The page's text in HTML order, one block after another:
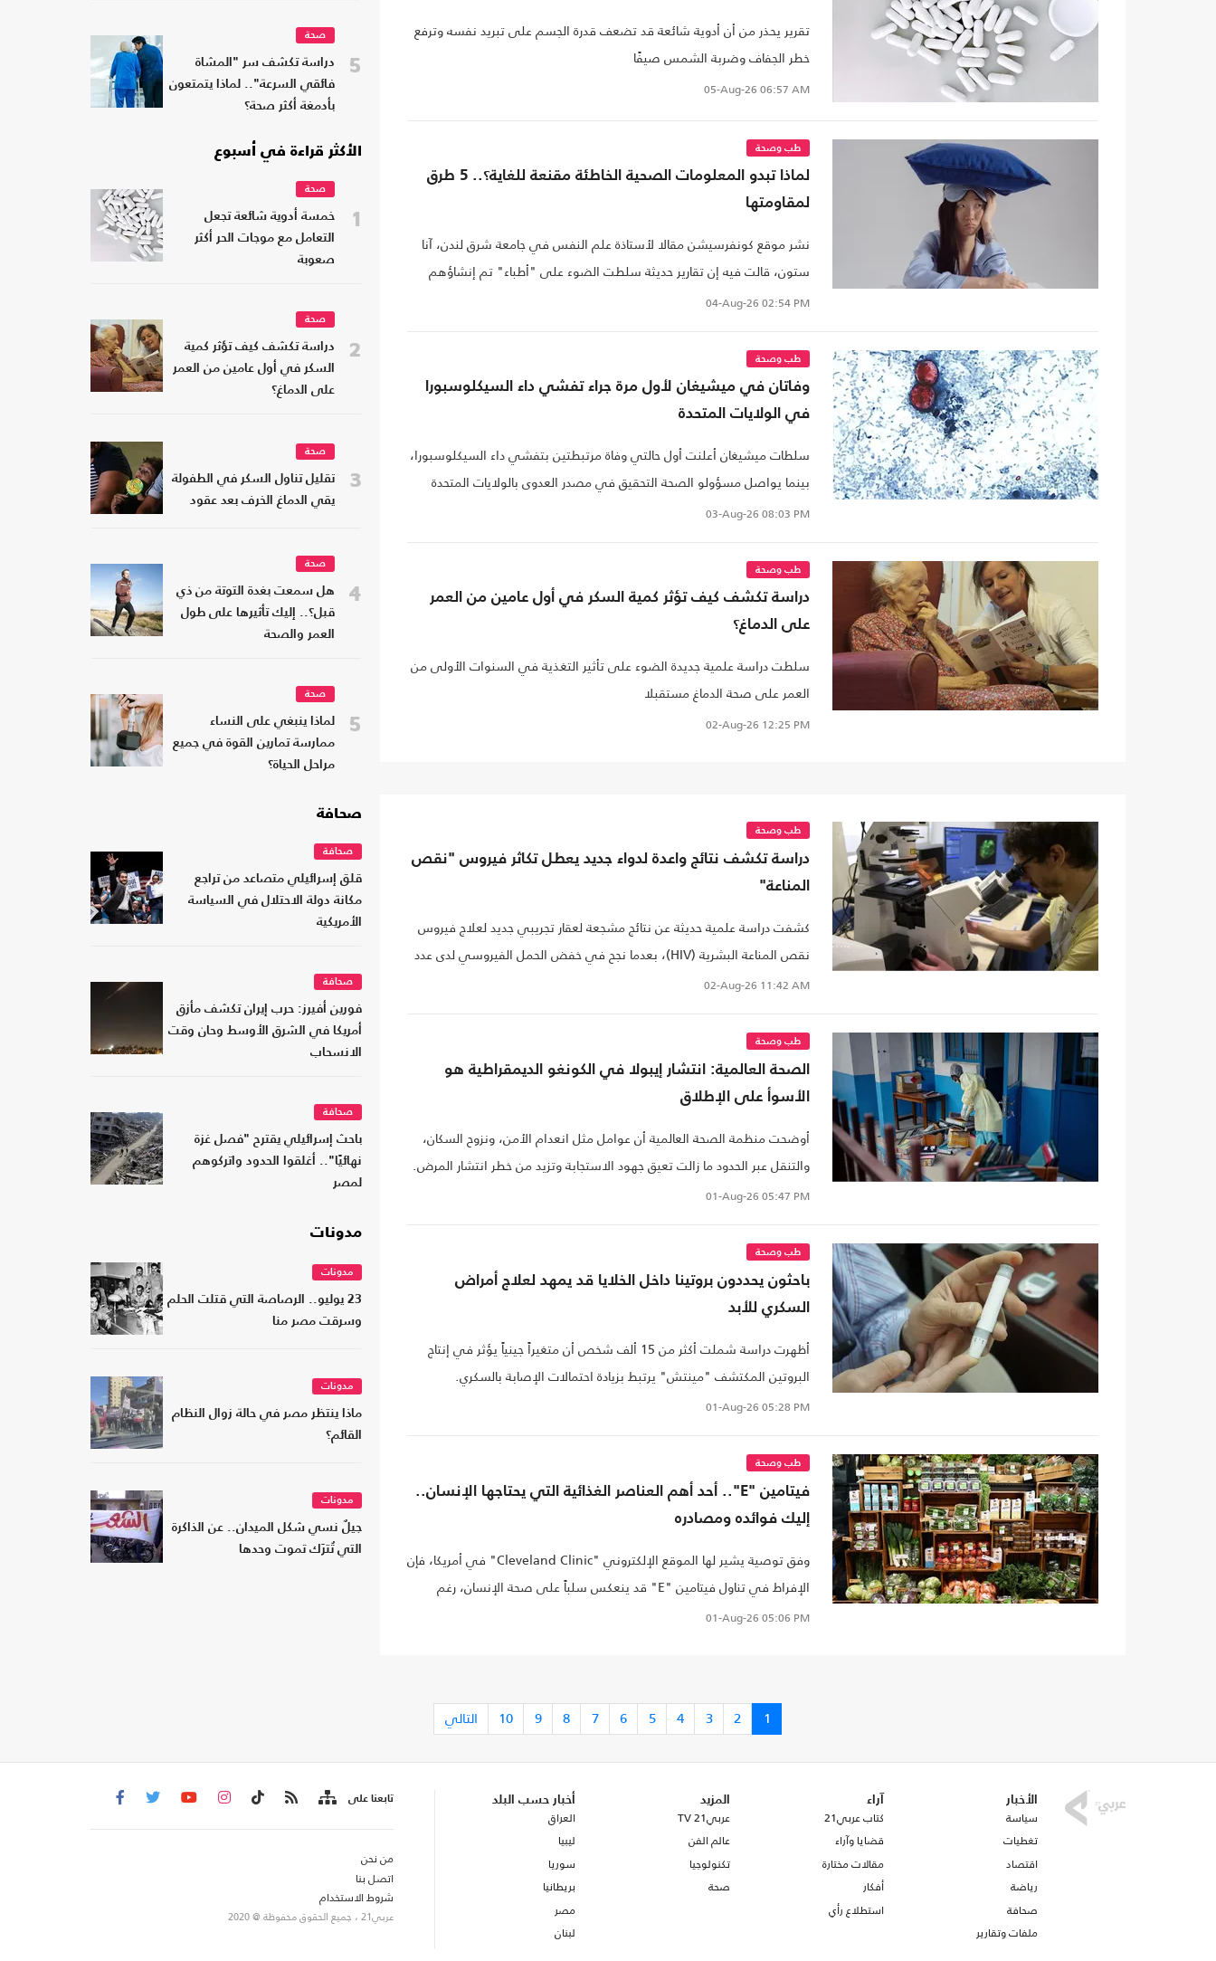
تقرير يحذر من أن أدوية شائعة قد تضعف قدرة الجسم على تبريد نفسه وترفع
خطر الجفاف وضربة الشمس صيفًا
05-Aug-26 06:57 AM
طب وصحة
لماذا تبدو المعلومات الصحية الخاطئة مقنعة للغاية؟.. 5 طرق
لمقاومتها
نشر موقع كونفرسيشن مقالا لأستاذة علم النفس في جامعة شرق لندن، آنا
ستون، قالت فيه إن تقارير حديثة سلطت الضوء على "أطباء" تم إنشاؤهم
بواسطة الذكاء الاصطناعي..
04-Aug-26 02:54 PM
طب وصحة
وفاتان في ميشيغان لأول مرة جراء تفشي داء السيكلوسبورا
في الولايات المتحدة
سلطات ميشيغان أعلنت أول حالتي وفاة مرتبطتين بتفشي داء السيكلوسبورا،
بينما يواصل مسؤولو الصحة التحقيق في مصدر العدوى بالولايات المتحدة
03-Aug-26 08:03 PM
طب وصحة
دراسة تكشف كيف تؤثر كمية السكر في أول عامين من العمر
على الدماغ؟
سلطت دراسة علمية جديدة الضوء على تأثير التغذية في السنوات الأولى من
العمر على صحة الدماغ مستقبلا
02-Aug-26 12:25 PM
5
صحة
دراسة تكشف سر "المشاة
فائقي السرعة".. لماذا يتمتعون
بأدمغة أكثر صحة؟
الأكثر قراءة في أسبوع
1
صحة
خمسة أدوية شائعة تجعل
التعامل مع موجات الحر أكثر
صعوبة
2
صحة
دراسة تكشف كيف تؤثر كمية
السكر في أول عامين من العمر
على الدماغ؟
3
صحة
تقليل تناول السكر في الطفولة
يقي الدماغ الخرف بعد عقود
4
صحة
هل سمعت بغدة التوتة من ذي
قبل؟.. إليك تأثيرها على طول
العمر والصحة
5
صحة
لماذا ينبغي على النساء
ممارسة تمارين القوة في جميع
مراحل الحياة؟
طب وصحة
دراسة تكشف نتائج واعدة لدواء جديد يعطل تكاثر فيروس "نقص
المناعة"
كشفت دراسة علمية حديثة عن نتائج مشجعة لعقار تجريبي جديد لعلاج فيروس
نقص المناعة البشرية (HIV)، بعدما نجح في خفض الحمل الفيروسي لدى عدد
من المرضى02-Aug-26 11:42 AM
طب وصحة
الصحة العالمية: انتشار إيبولا في الكونغو الديمقراطية هو
الأسوأ على الإطلاق
أوضحت منظمة الصحة العالمية أن عوامل مثل انعدام الأمن، ونزوح السكان،
والتنقل عبر الحدود ما زالت تعيق جهود الاستجابة وتزيد من خطر انتشار المرض.
01-Aug-26 05:47 PM
طب وصحة
باحثون يحددون بروتينا داخل الخلايا قد يمهد لعلاج أمراض
السكري للأبد
أظهرت دراسة شملت أكثر من 15 ألف شخص أن متغيراً جينياً يؤثر في إنتاج
البروتين المكتشف "مينتش" يرتبط بزيادة احتمالات الإصابة بالسكري.
01-Aug-26 05:28 PM
طب وصحة
فيتامين "E".. أحد أهم العناصر الغذائية التي يحتاجها الإنسان..
إليك فوائده ومصادره
وفق توصية يشير لها الموقع الإلكتروني "Cleveland Clinic" في أمريكا، فإن
الإفراط في تناول فيتامين "E" قد ينعكس سلباً على صحة الإنسان، رغم
فوائده العديدة.01-Aug-26 05:06 PM
صحافة
صحافة
قلق إسرائيلي متصاعد من تراجع
مكانة دولة الاحتلال في السياسة
الأمريكية
صحافة
فورين أفيرز: حرب إيران تكشف مأزق
أمريكا في الشرق الأوسط وحان وقت
الانسحاب
صحافة
باحث إسرائيلي يقترح "فصل غزة
نهائيًا".. أغلقوا الحدود واتركوهم
لمصر
مدونات
مدونات
23 يوليو.. الرصاصة التي قتلت الحلم
وسرقت مصر منا
مدونات
ماذا ينتظر مصر في حالة زوال النظام
القائم؟
مدونات
جيلٌ نسي شكل الميدان.. عن الذاكرة
التي تُترَك تموت وحدها
1
2
3
4
5
6
7
8
9
10 التالي
الأخبار
سياسة
تغطيات
اقتصاد
رياضة
صحافة
ملفات وتقارير
آراء
كتاب عربي21
قضايا وآراء
مقالات مختارة
أفكار
استطلاع رأي
المزيد
عربي21 TV
عالم الفن
تكنولوجيا
صحة
أخبار حسب البلد
العراق
ليبيا
سوريا
بريطانيا
مصر
لبنان
تابعنا على
من نحن
اتصل بنا
شروط الاستخدام
عربي21 ، جميع الحقوق محفوظة @ 2020